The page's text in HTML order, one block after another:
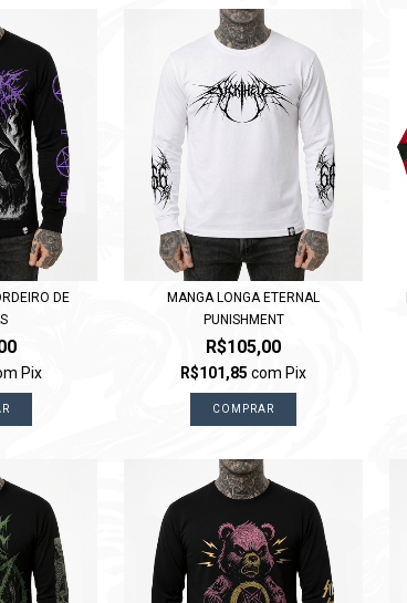
DE
Pix
MANGA LONGA ETERNAL
PUNISHMENT
R$105,00
R$101,85com Pix
COMPRAR